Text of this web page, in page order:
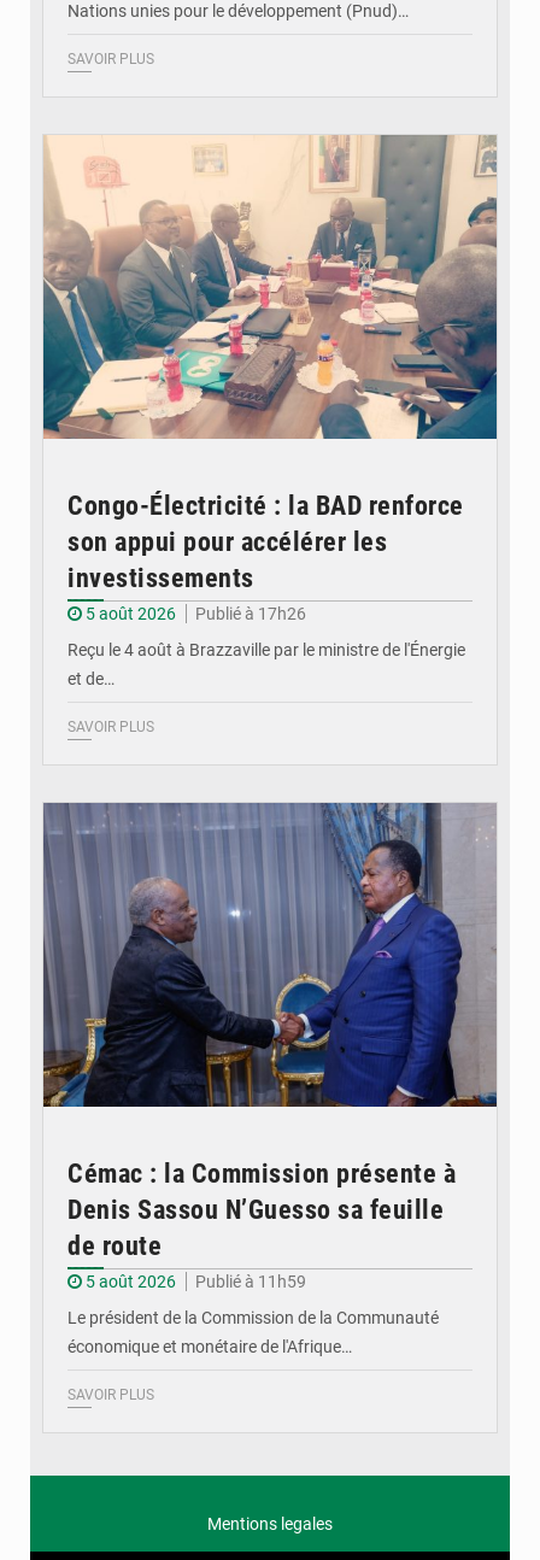
Nations unies pour le développement (Pnud)…
SAVOIR PLUS
Congo-Électricité : la BAD renforce
son appui pour accélérer les
investissements
5 août 2026
Publié à 17h26
Reçu le 4 août à Brazzaville par le ministre de l'Énergie
et de…
SAVOIR PLUS
Cémac : la Commission présente à
Denis Sassou N’Guesso sa feuille
de route
5 août 2026
Publié à 11h59
Le président de la Commission de la Communauté
économique et monétaire de l'Afrique…
SAVOIR PLUS
Mentions legales